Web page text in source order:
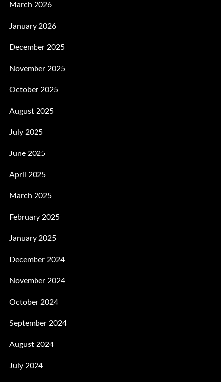
March 2026
January 2026
December 2025
November 2025
October 2025
August 2025
July 2025
June 2025
April 2025
March 2025
February 2025
January 2025
December 2024
November 2024
October 2024
September 2024
August 2024
July 2024